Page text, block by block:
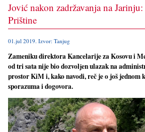
Jović nakon zadržavanja na
Prištine
01.jul 2019. Izvor: Tanjug
Zameniku direktora Kancelarije za Kosovu i
od tri sata nije bio dozvolјen ulazak na
prostor KiM i, kako navodi, reč je o još jednom
sporazuma i dogovora.